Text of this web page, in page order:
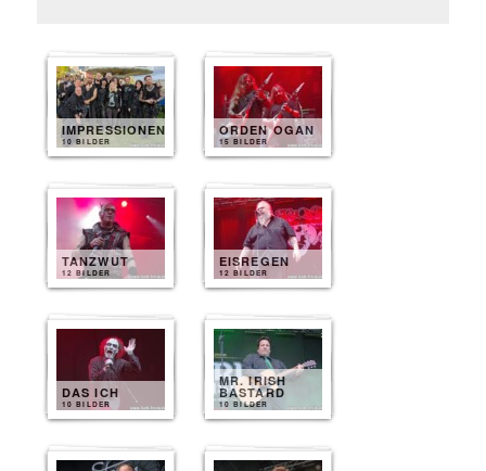
IMPRESSIONEN
10 BILDER
ORDEN OGAN
15 BILDER
TANZWUT
12 BILDER
EISREGEN
12 BILDER
DAS ICH
10 BILDER
MR. IRISH
BASTARD
10 BILDER